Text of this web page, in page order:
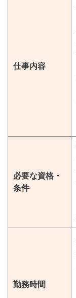
仕事内容
必要な資格・
条件
勤務時間